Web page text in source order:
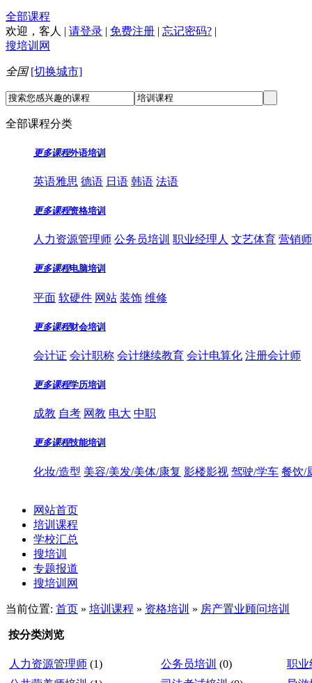
全部课程
欢迎， 客人 | 请登录 | 免费注册 | 忘记密码? |
搜培训网
全国 [切换城市]
全部课程分类
更多课程外语培训
英语雅思 德语 日语 韩语 法语
更多课程资格培训
人力资源管理师 公务员培训 职业经理人 文艺体育 营销
更多课程电脑培训
平面 软硬件 网站 装饰 维修
更多课程财会培训
会计证 会计职称 会计继续教育 会计电算化 注册会计师
更多课程学历培训
成教 自考 网教 电大 中职
更多课程技能培训
化妆/造型 美容/美发/美体/康复 影楼影视 驾驶/学车 餐饮/
网站首页
培训课程
学校汇总
搜培训
专题报道
搜培训网
当前位置: 首页 » 培训课程 » 资格培训 » 房产置业顾问培训
按分类浏览
人力资源管理师 (1) 公务员培训 (0)
职业